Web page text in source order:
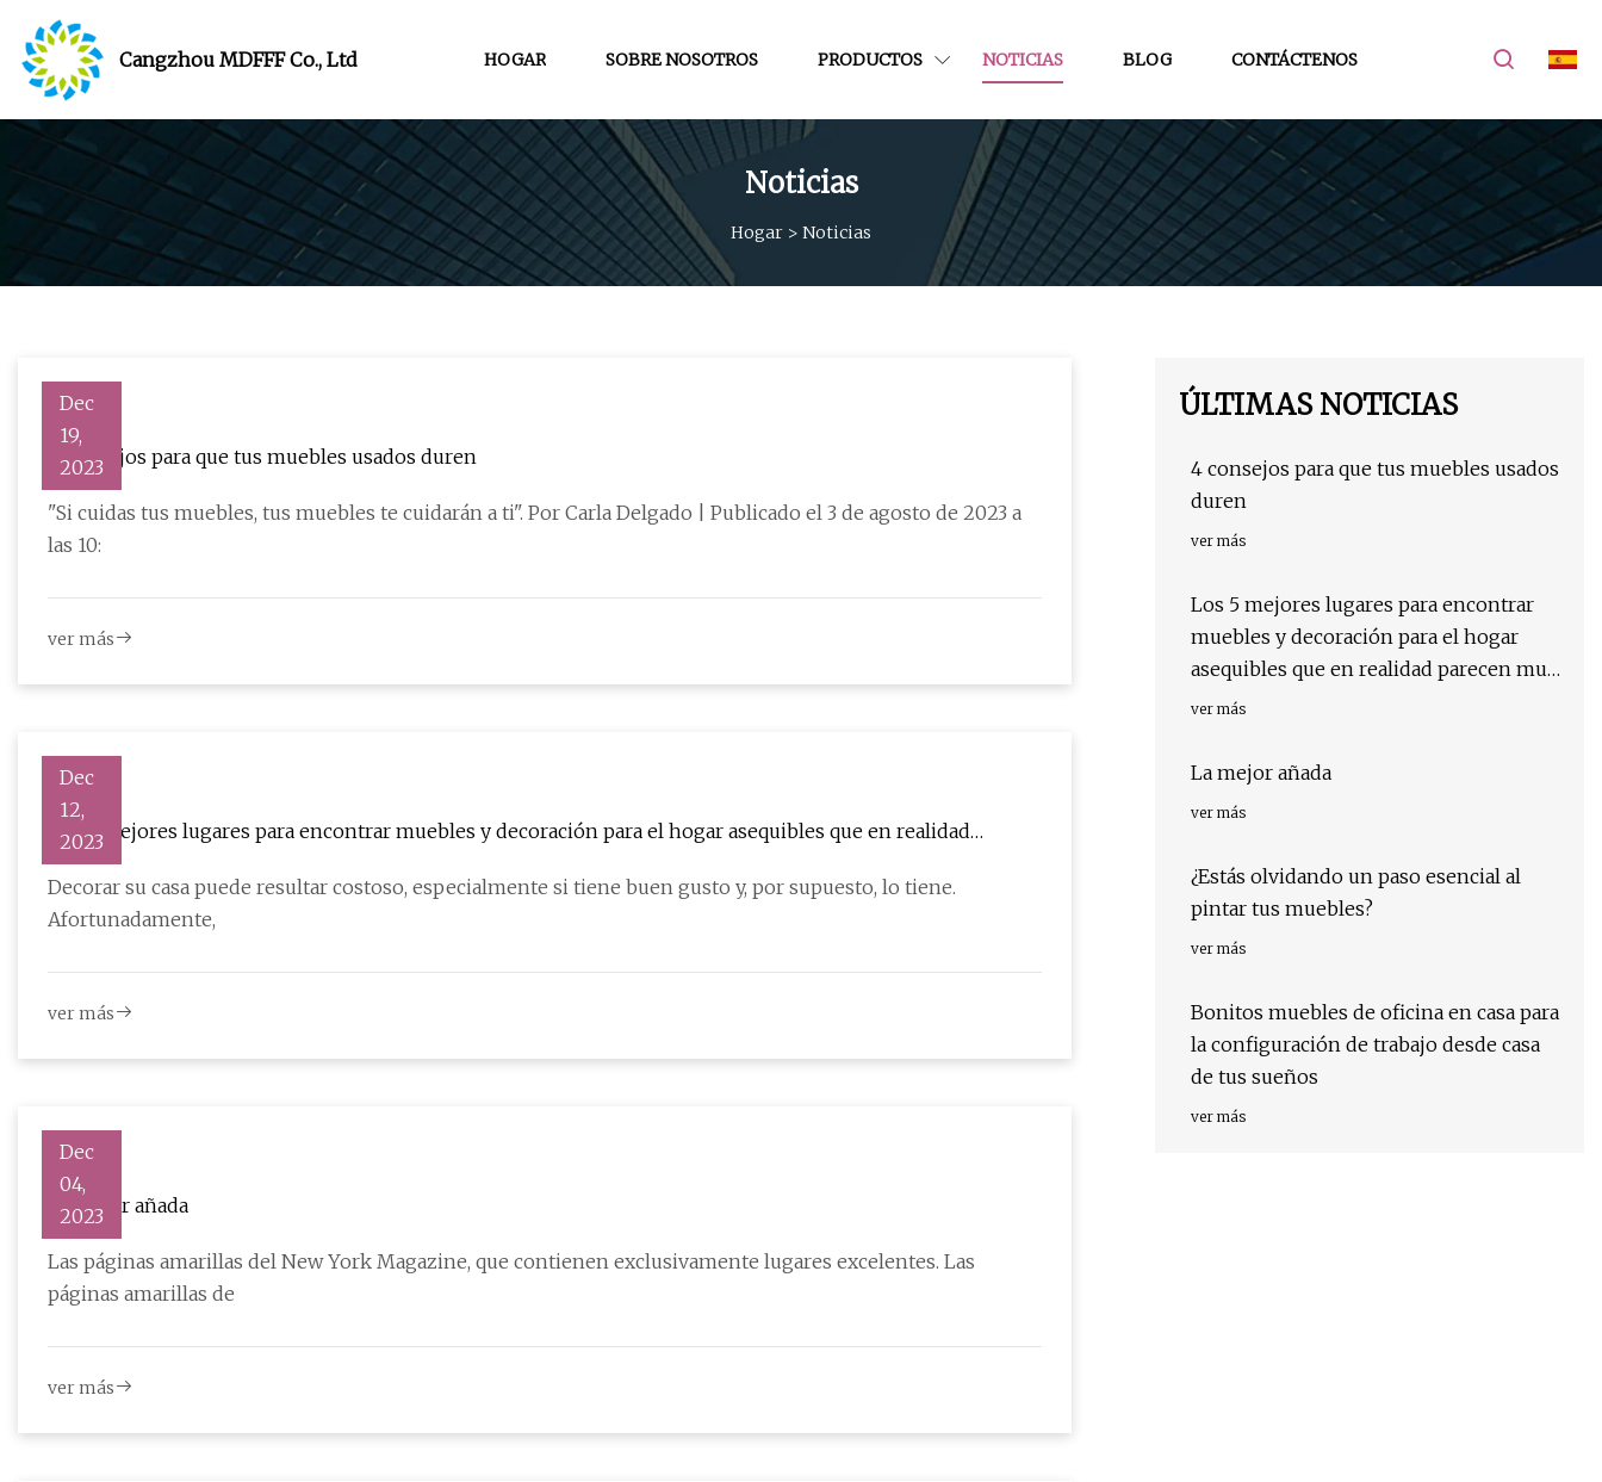
Cangzhou MDFFF Co., Ltd HOGAR SOBRE NOSOTROS PRODUCTOS NOTICIAS BLOG CONTÁCTENOS
Noticias
Hogar > Noticias
Dec
19,
2023
4 consejos para que tus muebles usados ​​duren
"Si cuidas tus muebles, tus muebles te cuidarán a ti". Por Carla Delgado | Publicado el 3 de agosto de 2023 a
las 10:
ver más
Dec
12,
2023
Los 5 mejores lugares para encontrar muebles y decoración para el hogar asequibles que en realidad
parecen muy caros
Decorar su casa puede resultar costoso, especialmente si tiene buen gusto y, por supuesto, lo tiene.
Afortunadamente,
ver más
Dec
04,
2023
La mejor añada
Las páginas amarillas del New York Magazine, que contienen exclusivamente lugares excelentes. Las
páginas amarillas de
ver más
ÚLTIMAS NOTICIAS
4 consejos para que tus muebles usados
​​duren
ver más
Los 5 mejores lugares para encontrar
muebles y decoración para el hogar
asequibles que en realidad parecen muy
caros
ver más
La mejor añada
ver más
¿Estás olvidando un paso esencial al
pintar tus muebles?
ver más
Bonitos muebles de oficina en casa para
la configuración de trabajo desde casa
de tus sueños
ver más